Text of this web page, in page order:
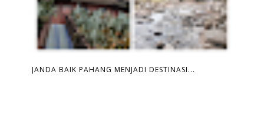
JANDA BAIK PAHANG MENJADI DESTINASI...